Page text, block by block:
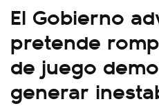
El Gobierno
pretende
de juego
generar